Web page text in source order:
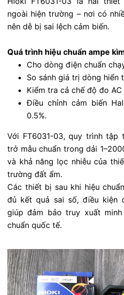
ngoài hiện trường – nơi có
nên dễ bị sai lệch cảm biến.
Quá trình hiệu chuẩn ampe
Cho dòng điện chuẩn
So sánh giá trị dòng hiển
Kiểm tra cả chế độ đo AC
Điều chỉnh cảm biến
0.5%.
Với FT6031-03, quy trình
trở mẫu chuẩn trong dải
và khả năng lọc nhiễu của
trường đất ẩm.
Các thiết bị sau khi hiệu
đủ kết quả sai số, điều kiện
giúp đảm bảo truy xuất
chuẩn quốc tế.